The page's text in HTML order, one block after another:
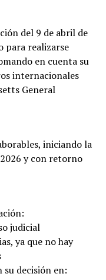
del 9 de abril de
para realizarse
en cuenta su
internacionales
General
iniciando la
y con retorno
judicial
ya que no hay
su decisión en: